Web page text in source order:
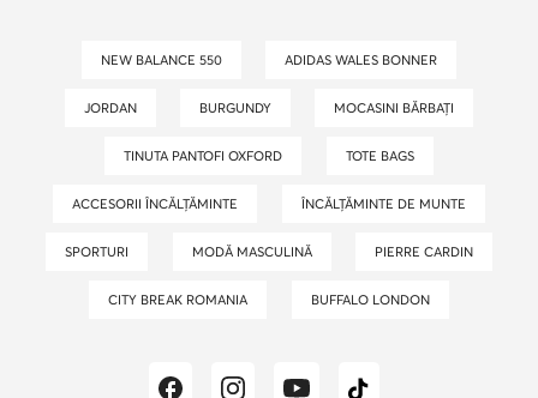
NEW BALANCE 550 ADIDAS WALES BONNER
JORDAN BURGUNDY MOCASINI BĂRBAȚI
TINUTA PANTOFI OXFORD TOTE BAGS
ACCESORII ÎNCĂLȚĂMINTE ÎNCĂLȚĂMINTE DE MUNTE
SPORTURI MODĂ MASCULINĂ PIERRE CARDIN
CITY BREAK ROMANIA BUFFALO LONDON